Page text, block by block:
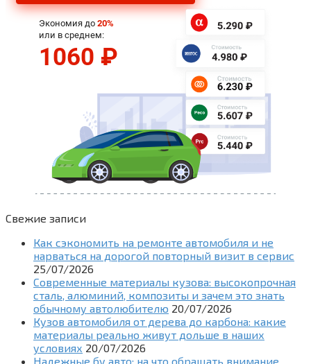
Свежие записи
Как сэкономить на ремонте автомобиля и не
нарваться на дорогой повторный визит в сервис
25/07/2026
Современные материалы кузова: высокопрочная
сталь, алюминий, композиты и зачем это знать
обычному автолюбителю 20/07/2026
Кузов автомобиля от дерева до карбона: какие
материалы реально живут дольше в наших
условиях 20/07/2026
Надежные бу авто: на что обращать внимание